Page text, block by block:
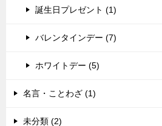
誕生日プレゼント (1)
バレンタインデー (7)
ホワイトデー (5)
名言・ことわざ (1)
未分類 (2)